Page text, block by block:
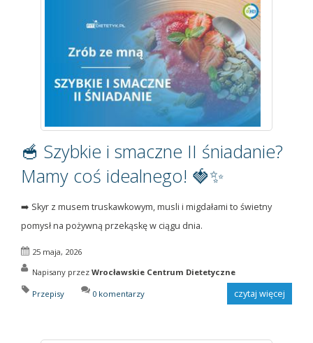
🥣 Szybkie i smaczne II śniadanie?
Mamy coś idealnego! 🍓✨
➡️ Skyr z musem truskawkowym, musli i migdałami to świetny
pomysł na pożywną przekąskę w ciągu dnia.
25 maja, 2026
Napisany przez Wrocławskie Centrum Dietetyczne
Przepisy 0 komentarzy czytaj więcej